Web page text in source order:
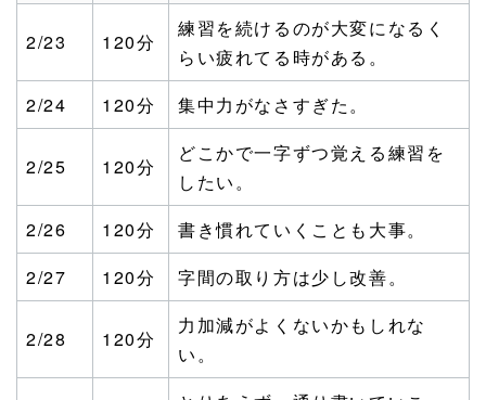
2/23 120分
練習を続けるのが大変になるく
らい疲れてる時がある。
2/24
120分 集中力がなさすぎた。
2/25 120分
どこかで一字ずつ覚える練習を
したい。
2/26
120分
書き慣れていくことも大事。
2/27
120分 字間の取り方は少し改善。
2/28 120分
力加減がよくないかもしれな
い。